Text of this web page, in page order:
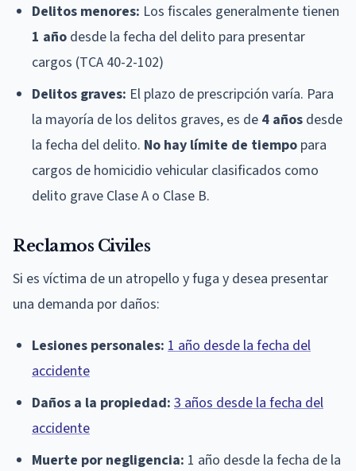
Delitos menores: Los fiscales generalmente tienen
1 año desde la fecha del delito para presentar
cargos (TCA 40-2-102)
Delitos graves: El plazo de prescripción varía. Para
la mayoría de los delitos graves, es de 4 años desde
la fecha del delito. No hay límite de tiempo para
cargos de homicidio vehicular clasificados como
delito grave Clase A o Clase B.
Reclamos Civiles
Si es víctima de un atropello y fuga y desea presentar
una demanda por daños:
Lesiones personales: 1 año desde la fecha del
accidente
Daños a la propiedad: 3 años desde la fecha del
accidente
Muerte por negligencia: 1 año desde la fecha de la